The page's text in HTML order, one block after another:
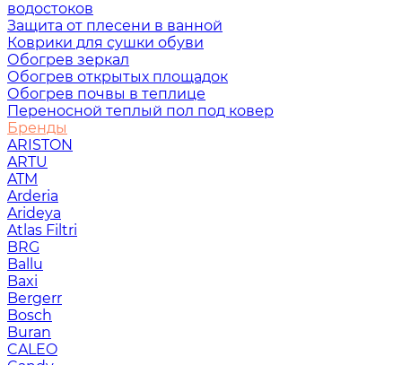
водостоков
Защита от плесени в ванной
Коврики для сушки обуви
Обогрев зеркал
Обогрев открытых площадок
Обогрев почвы в теплице
Переносной теплый пол под ковер
Бренды
ARISTON
ARTU
ATM
Arderia
Arideya
Atlas Filtri
BRG
Ballu
Baxi
Bergerr
Bosch
Buran
CALEO